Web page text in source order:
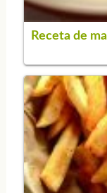
Receta de